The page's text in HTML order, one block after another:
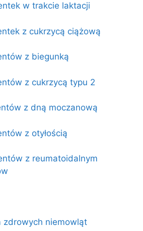
w trakcie laktacji
z cukrzycą ciążową
z biegunką
z cukrzycą typu 2
z dną moczanową
z otyłością
z reumatoidalnym
zdrowych niemowląt